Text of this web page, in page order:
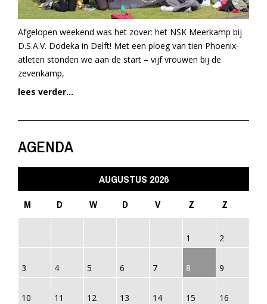
Afgelopen weekend was het zover: het NSK Meerkamp bij
D.S.A.V. Dodeka in Delft! Met een ploeg van tien Phoenix-
atleten stonden we aan de start – vijf vrouwen bij de
zevenkamp,
lees verder...
AGENDA
AUGUSTUS 2026
M
D W D V Z Z
1 2
3 4 5 6 7 8 9
10 11 12 13 14 15 16